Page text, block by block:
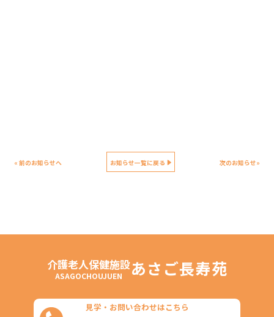
« 前のお知らせへ お知らせ一覧に戻る 次のお知らせ»
介護老人保健施設
ASAGOCHOUJUEN あさご長寿苑
見学・お問い合わせはこちら